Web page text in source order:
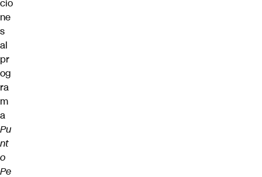
cio
ne
s
al
pr
og
ra
m
a
Pu
nt
o
Pe